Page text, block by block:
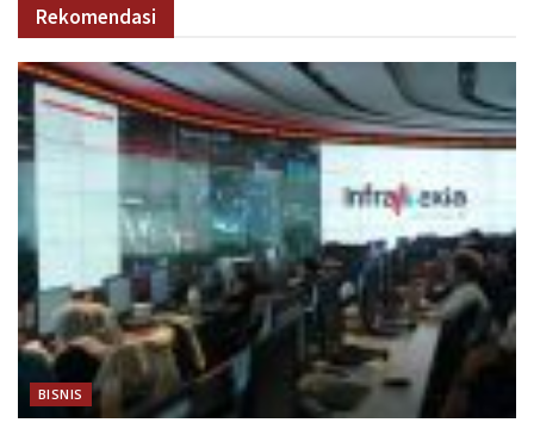
Rekomendasi
BISNIS